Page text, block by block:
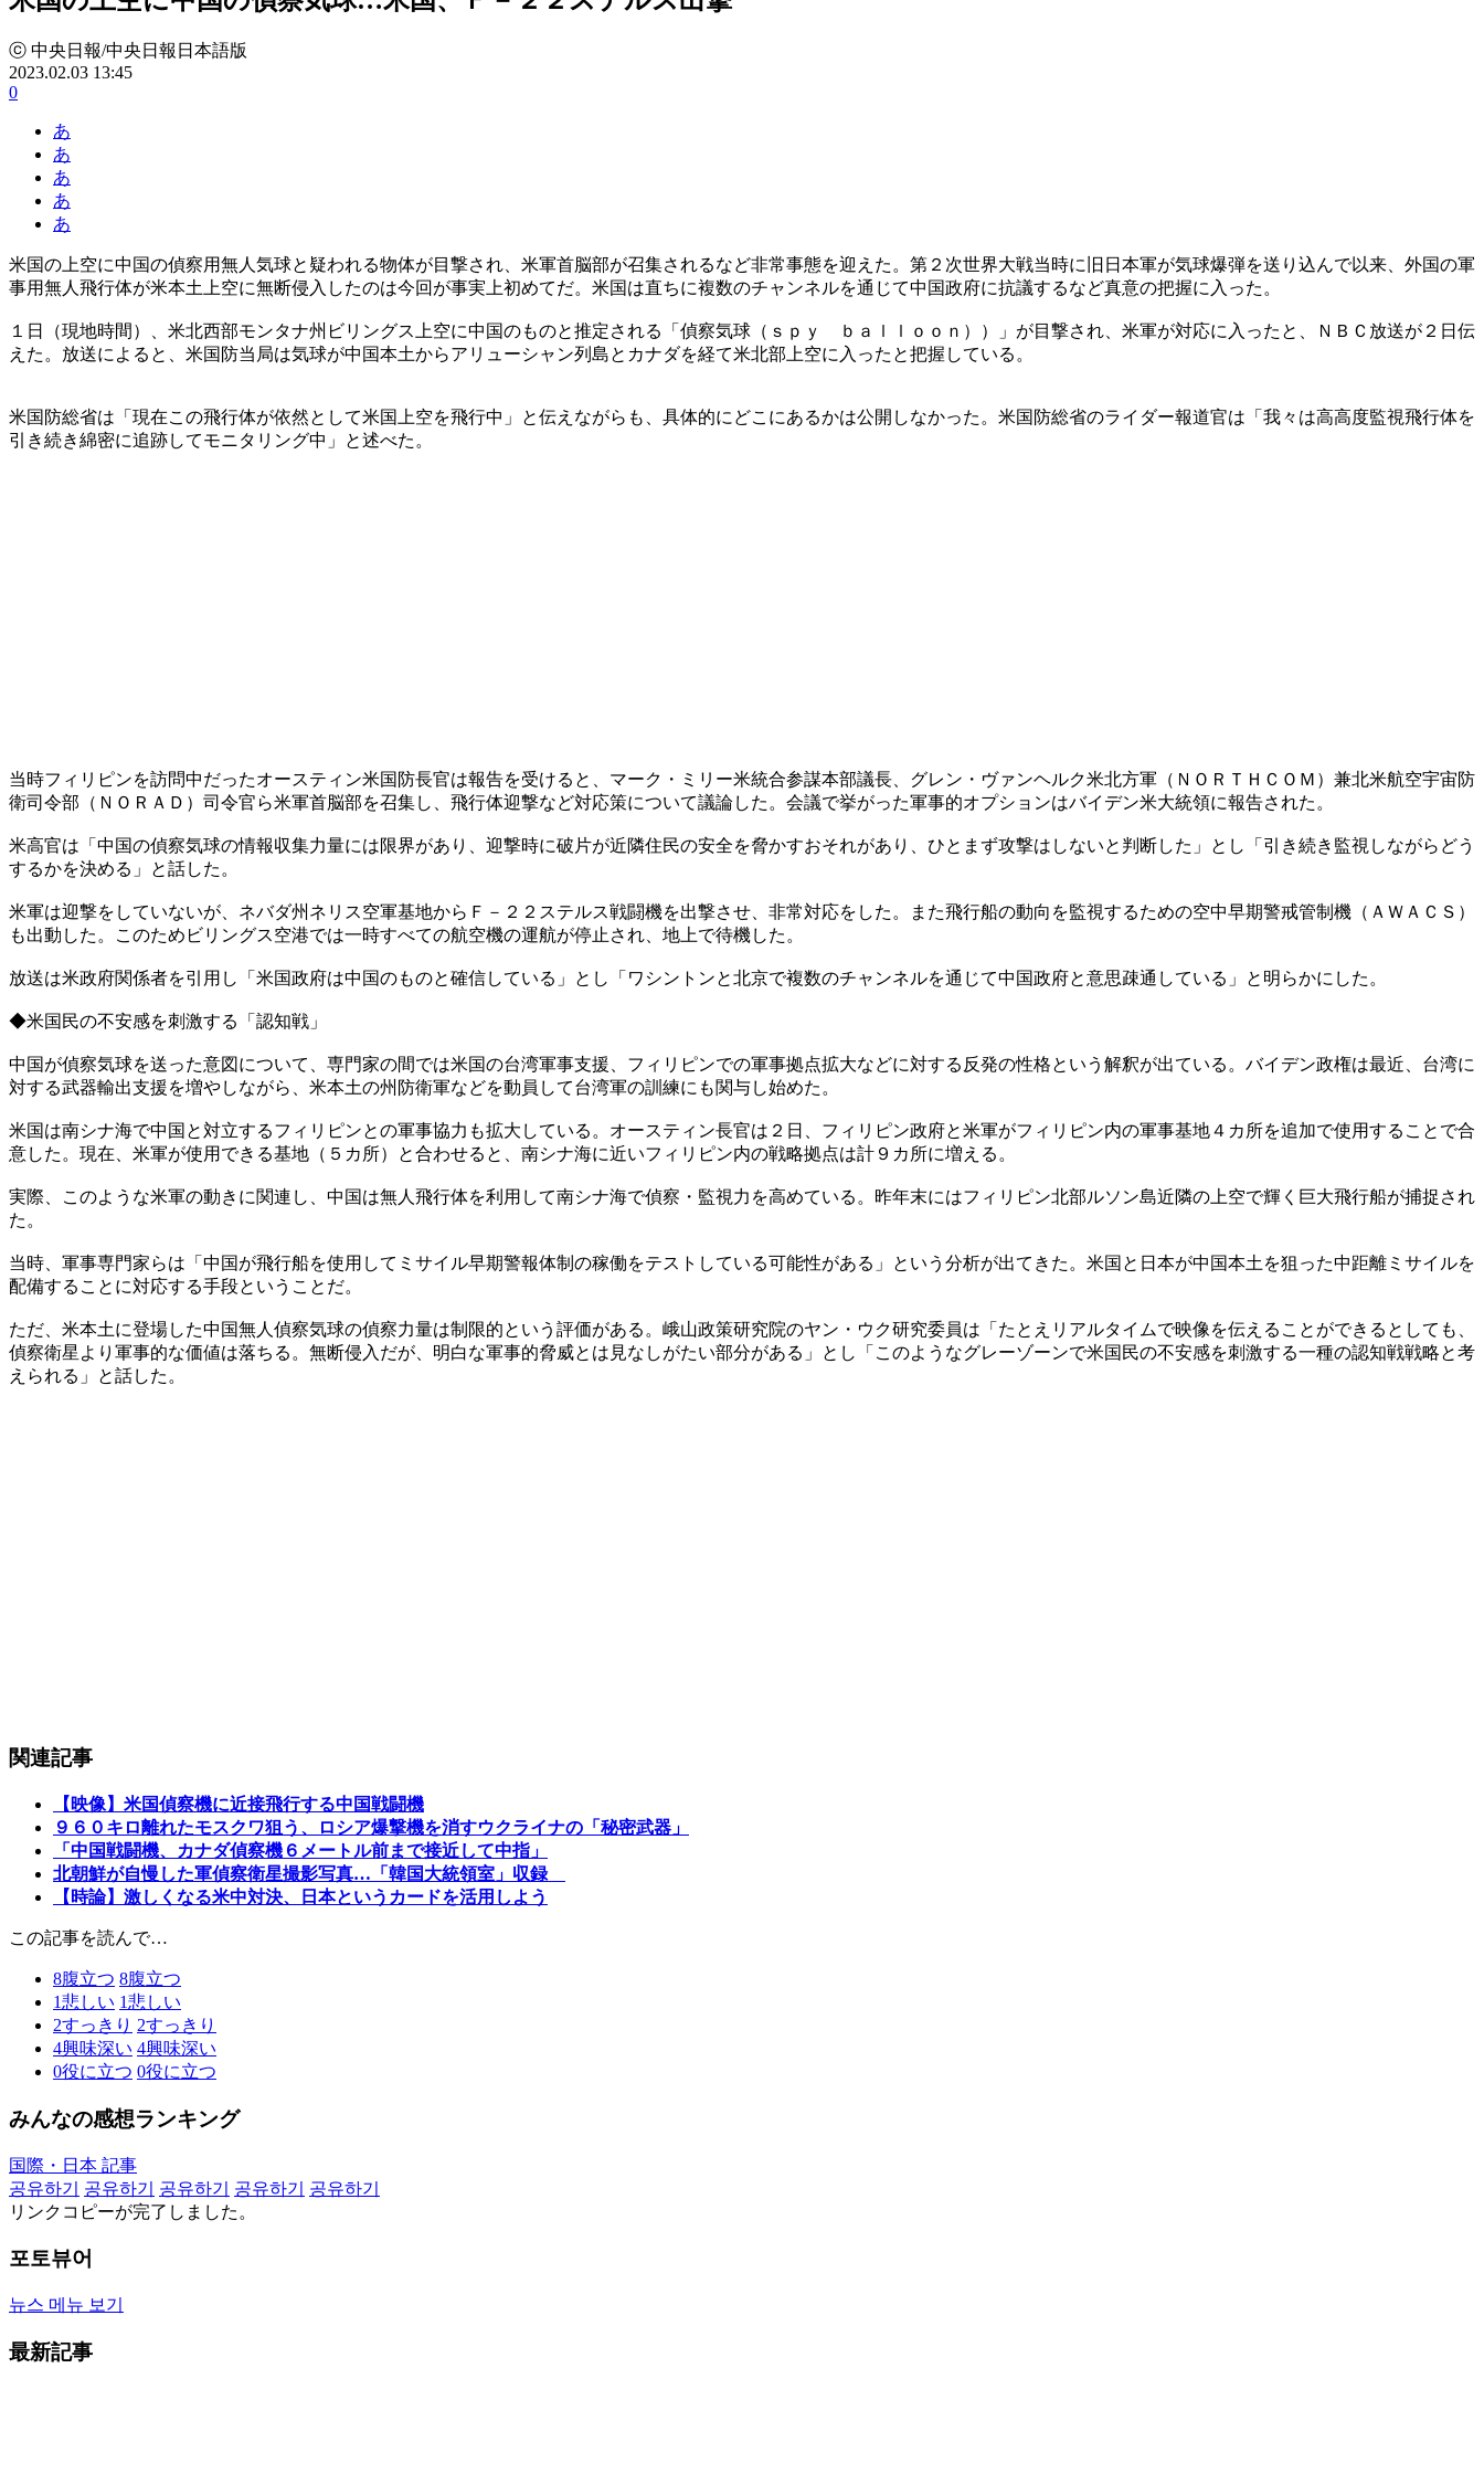
ⓒ 中央日報/中央日報日本語版
2023.02.03 13:45
0
あ
あ
あ
あ
あ
米国の上空に中国の偵察用無人気球と疑われる物体が目撃され、米軍首脳部が召集されるなど非常事態を迎えた。第２次世界大戦当時に旧日本軍が気球爆弾を送り込んで以来、外国の軍
事用無人飛行体が米本土上空に無断侵入したのは今回が事実上初めてだ。米国は直ちに複数のチャンネルを通じて中国政府に抗議するなど真意の把握に入った。
１日（現地時間）、米北西部モンタナ州ビリングス上空に中国のものと推定される「偵察気球（ｓｐｙ ｂａｌｌｏｏｎ））」が目撃され、米軍が対応に入ったと、ＮＢＣ放送が２日伝
えた。放送によると、米国防当局は気球が中国本土からアリューシャン列島とカナダを経て米北部上空に入ったと把握している。
米国防総省は「現在この飛行体が依然として米国上空を飛行中」と伝えながらも、具体的にどこにあるかは公開しなかった。米国防総省のライダー報道官は「我々は高高度監視飛行体を
引き続き綿密に追跡してモニタリング中」と述べた。
当時フィリピンを訪問中だったオースティン米国防長官は報告を受けると、マーク・ミリー米統合参謀本部議長、グレン・ヴァンヘルク米北方軍（ＮＯＲＴＨＣＯＭ）兼北米航空宇宙防
衛司令部（ＮＯＲＡＤ）司令官ら米軍首脳部を召集し、飛行体迎撃など対応策について議論した。会議で挙がった軍事的オプションはバイデン米大統領に報告された。
米高官は「中国の偵察気球の情報収集力量には限界があり、迎撃時に破片が近隣住民の安全を脅かすおそれがあり、ひとまず攻撃はしないと判断した」とし「引き続き監視しながらどう
するかを決める」と話した。
米軍は迎撃をしていないが、ネバダ州ネリス空軍基地からＦ－２２ステルス戦闘機を出撃させ、非常対応をした。また飛行船の動向を監視するための空中早期警戒管制機（ＡＷＡＣＳ）
も出動した。このためビリングス空港では一時すべての航空機の運航が停止され、地上で待機した。
放送は米政府関係者を引用し「米国政府は中国のものと確信している」とし「ワシントンと北京で複数のチャンネルを通じて中国政府と意思疎通している」と明らかにした。
◆米国民の不安感を刺激する「認知戦」
中国が偵察気球を送った意図について、専門家の間では米国の台湾軍事支援、フィリピンでの軍事拠点拡大などに対する反発の性格という解釈が出ている。バイデン政権は最近、台湾に
対する武器輸出支援を増やしながら、米本土の州防衛軍などを動員して台湾軍の訓練にも関与し始めた。
米国は南シナ海で中国と対立するフィリピンとの軍事協力も拡大している。オースティン長官は２日、フィリピン政府と米軍がフィリピン内の軍事基地４カ所を追加で使用することで合
意した。現在、米軍が使用できる基地（５カ所）と合わせると、南シナ海に近いフィリピン内の戦略拠点は計９カ所に増える。
実際、このような米軍の動きに関連し、中国は無人飛行体を利用して南シナ海で偵察・監視力を高めている。昨年末にはフィリピン北部ルソン島近隣の上空で輝く巨大飛行船が捕捉され
た。
当時、軍事専門家らは「中国が飛行船を使用してミサイル早期警報体制の稼働をテストしている可能性がある」という分析が出てきた。米国と日本が中国本土を狙った中距離ミサイルを
配備することに対応する手段ということだ。
ただ、米本土に登場した中国無人偵察気球の偵察力量は制限的という評価がある。峨山政策研究院のヤン・ウク研究委員は「たとえリアルタイムで映像を伝えることができるとしても、
偵察衛星より軍事的な価値は落ちる。無断侵入だが、明白な軍事的脅威とは見なしがたい部分がある」とし「このようなグレーゾーンで米国民の不安感を刺激する一種の認知戦戦略と考
えられる」と話した。
関連記事
【映像】米国偵察機に近接飛行する中国戦闘機
９６０キロ離れたモスクワ狙う、ロシア爆撃機を消すウクライナの「秘密武器」
「中国戦闘機、カナダ偵察機６メートル前まで接近して中指」
北朝鮮が自慢した軍偵察衛星撮影写真…「韓国大統領室」収録
【時論】激しくなる米中対決、日本というカードを活用しよう
この記事を読んで…
8腹立つ 8腹立つ
1悲しい 1悲しい
2すっきり 2すっきり
4興味深い 4興味深い
0役に立つ 0役に立つ
みんなの感想ランキング
国際・日本 記事
공유하기
공유하기 공유하기 공유하기
공유하기
リンクコピーが完了しました。
포토뷰어
뉴스 메뉴 보기
最新記事